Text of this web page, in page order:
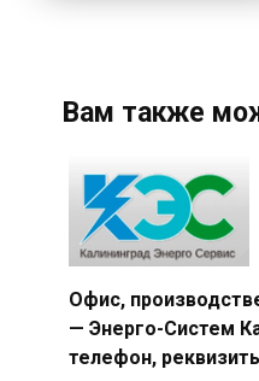
Вам также
Офис,
— Энерго-Систем
телефон,